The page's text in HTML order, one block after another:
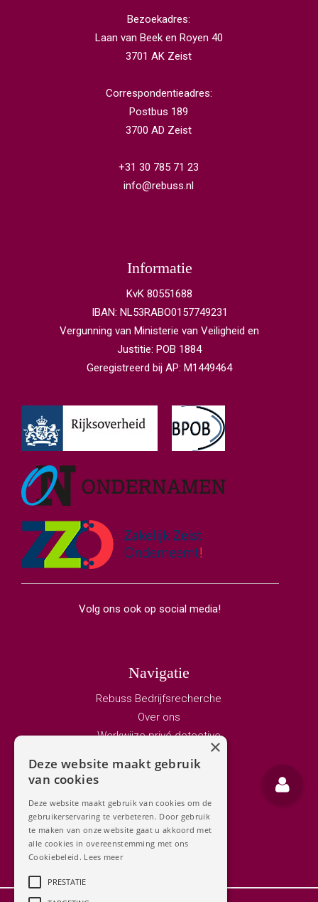
Bezoekadres:
Laan van Beek en Royen 40
3701 AK Zeist
Correspondentieadres:
Postbus 189
3700 AD Zeist
+31 30 785 71 23
info@rebuss.nl
Informatie
KvK 80551688
IBAN: NL53RABO0157749231
Vergunning van Ministerie van Veiligheid en
Justitie: POB 1884
Geregistreerd bij AP: M1449464
Volg ons ook op social media!
Navigatie
Rebuss Bedrijfsrecherche
Over ons
Werkwijze privé detective
Vacature privedetective
Bedrijfsrecherche
Privé detective
Contact
Deze website maakt gebruik
van cookies
Deze website maakt gebruik van cookies om de
gebruikerservaring te verbeteren. Door gebruik
te maken van onze website gaat u akkoord met
alle cookies in overeenstemming met ons
Cookiebeleid. Lees meer
PRESTATIE
×